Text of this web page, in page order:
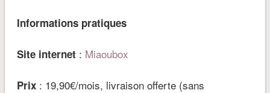
Informations pratiques
Site internet : Miaoubox
Prix: 19,90€/mois, livraison offerte (sans